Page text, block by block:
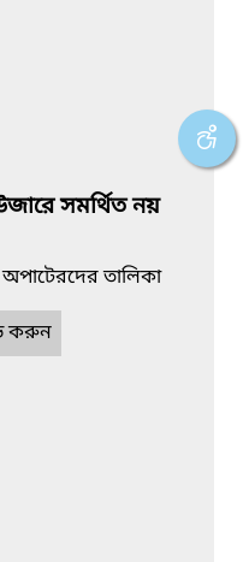
সমর্থিত নয়
অপাটেরদের তালিকা
করুন